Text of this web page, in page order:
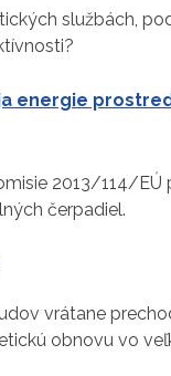
službách,
energie
2013/114/
čerpadiel.
vrátane
obnovu vo